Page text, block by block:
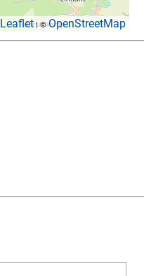
Leaflet| ©OpenStreetMap